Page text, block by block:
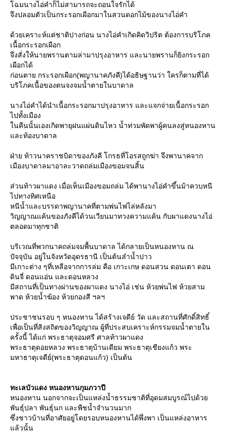
ฉมนางไอ่คำก็ไม่สามารถจะถอนใจรักได้
จึงปลอมตัวเป็นกระรอกเผือกมาในสวนดอกไม้ของนางไอ่คำ
ด้วยเคราะห์แต่ชาติปางก่อน นางไอ่คำเกิดคิดวิปริต ต้องการบริโภค
เนื้อกระรอกเผือก
จึงสั่งให้นายพรานตามล่ามาปรุงอาหาร และนายพรานก็ยิงกระรอก
เผือกได้
ก่อนตาย กระรอกเผือก(พญานาคภังคี)ได้อธิษฐานว่า ใครก็ตามที่ได้
บริโภคเนื้อของตนจงจมน้ำตายในบาดาล
นางไอ่คำได้นำเนื้อกระรอกมาปรุงอาหาร และแจกจ่ายเนื้อกระรอก
ไปทั้งเมือง
นคืนนั้นเองเกิดพายุฝนแผ่นดินไหว น้ำท่วมพัดพาผู้คนลงสู่หนองหาน
ละท้องบาดาล
ฝ่าย ท้าวนาคราชบิดาของภังคี โกรธที่โอรสถูกฆ่า จึงพานาคจาก
เมืองบาดาลมาอาละวาดถล่มเมืองขอมจนสิ้น
ส่วนท้าวผาแดง เมื่อเห็นเมืองขอมถล่ม ได้พานางไอ่คำขึ้นม้าควบหนี
ไปทางทิศเหนือ
หนีน้ำและบรรดาพญานาคที่ตามพ่นไฟไล่หลังมา
วิญญาณแค้นของภังคีได้วนเวียนมาทวงความแค้น กับผาแดงนางไอ่
ตลอดมาทุกชาติ
บริเวณที่พวกนาคถล่มจมพื้นบาดาล ได้กลายเป็นหนองหาน ณ
ปัจจุบัน อยู่ในจังหวัดอุดรธานี เป็นต้นลำน้ำปาว
มีเกาะต่าง ๆที่เหลือจากการล่ม คือ เกาะเกษ ดอนสวน ดอนเตา ดอน
ดินจี่ ดอนแอ่น และดอนหลวง
มีสถานที่เป็นทางผ่านของผาแดง นางไอ่ เช่น ห้วยพ่นไฟ ห้วยสาม
พาด ห้วยน้ำฆ้อง ห้วยกองสี ฯลฯ
ประชาชนรอบ ๆ หนองหาน ได้สร้างเจดีย์ วัด และสถานที่ศักดิ์สิทธิ์
เพื่อเป็นที่สิงสถิตของวิญญาณ ผู้ที่ประสบเคราะห์กรรมจมน้ำตายใน
ครั้งนี้ ได้แก่ พระธาตุจอมศรี ศาลท้าวผาแดง
พระธาตุดอยหลวง พระธาตุบ้านเดียม พระธาตุเชียงแก้ว พระ
มหาธาตุเจดีย์(พระธาตุดอนแก้ว) เป็นต้น
ทะเลบัวแดง หนองหานกุมภวาปี
หนองหาน นอกจากจะเป็นแหล่งน้ำธรรมชาติที่อุดมสมบูรณ์ไปด้ว
พันธุ์ปลา พันธุ์นก และพืชน้ำจำนวนมาก
ซึ่งชาวบ้านที่อาศัยอยู่โดยรอบหนองหานได้พึ่งพา เป็นแหล่งอาหาร
ล้วนั้น